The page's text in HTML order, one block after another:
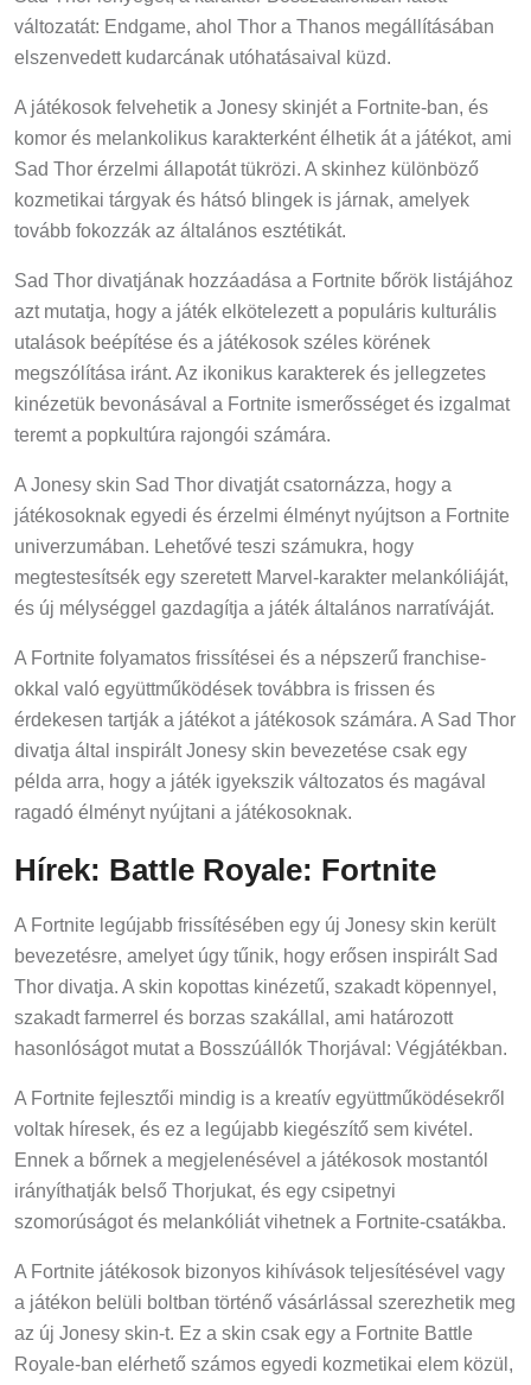
változatát: Endgame, ahol Thor a Thanos megállításában
elszenvedett kudarcának utóhatásaival küzd.
A játékosok felvehetik a Jonesy skinjét a Fortnite-ban, és
komor és melankolikus karakterként élhetik át a játékot, ami
Sad Thor érzelmi állapotát tükrözi. A skinhez különböző
kozmetikai tárgyak és hátsó blingek is járnak, amelyek
tovább fokozzák az általános esztétikát.
Sad Thor divatjának hozzáadása a Fortnite bőrök listájához
azt mutatja, hogy a játék elkötelezett a populáris kulturális
utalások beépítése és a játékosok széles körének
megszólítása iránt. Az ikonikus karakterek és jellegzetes
kinézetük bevonásával a Fortnite ismerősséget és izgalmat
teremt a popkultúra rajongói számára.
A Jonesy skin Sad Thor divatját csatornázza, hogy a
játékosoknak egyedi és érzelmi élményt nyújtson a Fortnite
univerzumában. Lehetővé teszi számukra, hogy
megtestesítsék egy szeretett Marvel-karakter melankóliáját,
és új mélységgel gazdagítja a játék általános narratíváját.
A Fortnite folyamatos frissítései és a népszerű franchise-
okkal való együttműködések továbbra is frissen és
érdekesen tartják a játékot a játékosok számára. A Sad Thor
divatja által inspirált Jonesy skin bevezetése csak egy
példa arra, hogy a játék igyekszik változatos és magával
ragadó élményt nyújtani a játékosoknak.
Hírek: Battle Royale: Fortnite
A Fortnite legújabb frissítésében egy új Jonesy skin került
bevezetésre, amelyet úgy tűnik, hogy erősen inspirált Sad
Thor divatja. A skin kopottas kinézetű, szakadt köpennyel,
szakadt farmerrel és borzas szakállal, ami határozott
hasonlóságot mutat a Bosszúállók Thorjával: Végjátékban.
A Fortnite fejlesztői mindig is a kreatív együttműködésekről
voltak híresek, és ez a legújabb kiegészítő sem kivétel.
Ennek a bőrnek a megjelenésével a játékosok mostantól
irányíthatják belső Thorjukat, és egy csipetnyi
szomorúságot és melankóliát vihetnek a Fortnite-csatákba.
A Fortnite játékosok bizonyos kihívások teljesítésével vagy
a játékon belüli boltban történő vásárlással szerezhetik meg
az új Jonesy skin-t. Ez a skin csak egy a Fortnite Battle
Royale-ban elérhető számos egyedi kozmetikai elem közül,